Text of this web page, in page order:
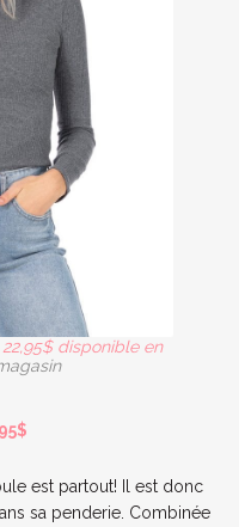
disponible en
est partout! Il est donc
sa penderie. Combinée